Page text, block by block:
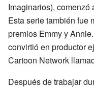
Imaginarios), comenzó
Esta serie también fue
premios Emmy y
convirtió en productor
Cartoon Network
Después de trabajar